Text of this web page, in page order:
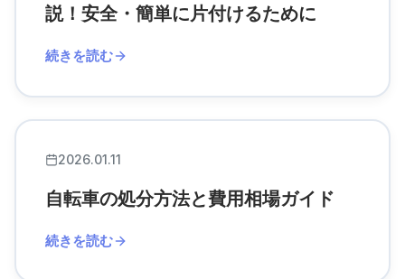
説！安全・簡単に片付けるために
続きを読む
2026.01.11
自転車の処分方法と費用相場ガイド
続きを読む